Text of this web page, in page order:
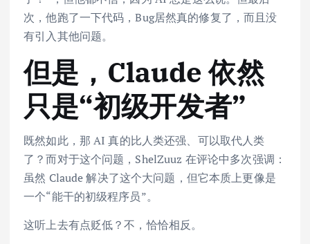
次，他跑了一下代码，Bug居然真的修复了，而且没
有引入其他问题。
但是，Claude 依然
只是“初级开发者”
既然如此，那 AI 真的比人类还强、可以取代人类
了？而对于这个问题，ShelZuuz 在评论中多次强调：
虽然 Claude 解决了这个大问题，但它本质上更像是
一个“能干的初级程序员”。
这听上去有点贬低？不，恰恰相反。